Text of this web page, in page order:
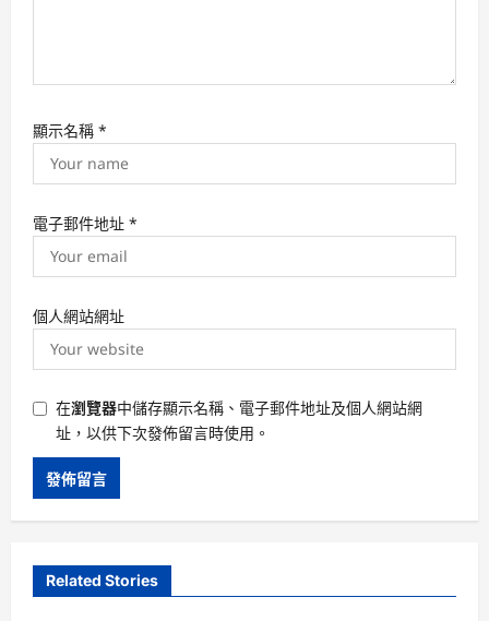
顯示名稱 *
電子郵件地址 *
個人網站網址
在瀏覽器中儲存顯示名稱、電子郵件地址及個人網站網
址，以供下次發佈留言時使用。
Related Stories